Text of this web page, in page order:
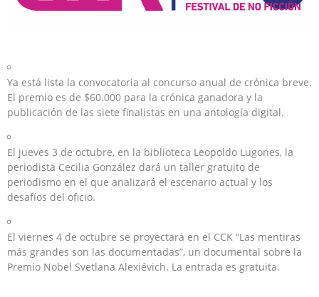
Ya está lista la convocatoria al concurso anual de crónica breve.
El premio es de $60.000 para la crónica ganadora y la
publicación de las siete finalistas en una antología digital.
El jueves 3 de octubre, en la biblioteca Leopoldo Lugones, la
periodista Cecilia González dará un taller gratuito de
periodismo en el que analizará el escenario actual y los
desafíos del oficio.
El viernes 4 de octubre se proyectará en el CCK “Las mentiras
más grandes son las documentadas”, un documental sobre la
Premio Nobel Svetlana Alexiévich. La entrada es gratuita.